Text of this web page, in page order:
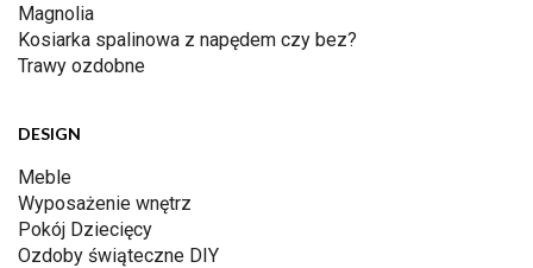
Magnolia
Kosiarka spalinowa z napędem czy bez?
Trawy ozdobne
DESIGN
Meble
Wyposażenie wnętrz
Pokój Dziecięcy
Ozdoby świąteczne DIY